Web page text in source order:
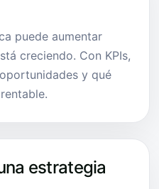
puede aumentar
creciendo. Con KPIs,
y qué
estrategia